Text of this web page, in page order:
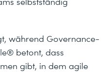
während Governance-
betont, dass
gibt, in dem agile